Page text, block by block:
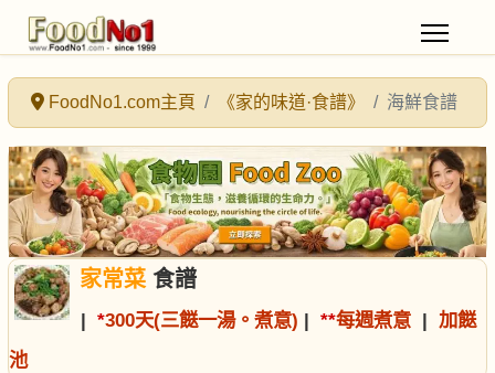
FoodNo1.com主頁 《家的味道·食譜》 海鮮食譜
家常菜食譜
| *300天(三餸一湯。煮意) | **每週煮意 | 加餸
池